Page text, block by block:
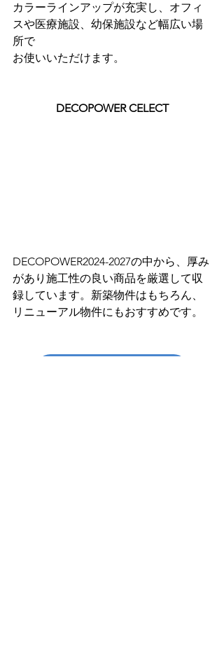
カラーラインアップが充実し、オフィ
スや医療施設、幼保施設など幅広い場
所で
お使いいただけます。
DECOPOWER CELECT
DECOPOWER2024-2027の中から、厚み
があり施工性の良い商品を厳選して収
録しています。新築物件はもちろん、
リニューアル物件にもおすすめです。